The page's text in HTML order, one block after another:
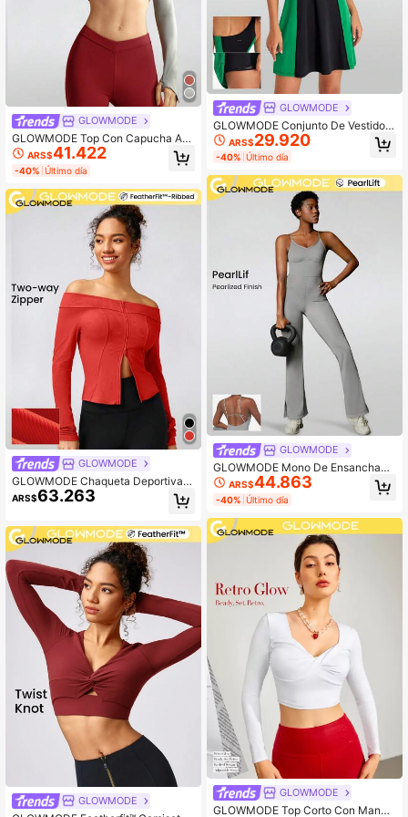
GLOWMODE
GLOWMODE Top Con Capucha Asi
métrica Featherfit™ Para Ocio Con
Orificio Para El Pulgar.
ARS$41.422
-40% Último día
GLOWMODE
GLOWMODE Chaqueta Deportiva C
on Cierre Frontal De Cremallera Y H
ombros Descubiertos
ARS$63.263
GLOWMODE
GLOWMODE
GLOWMODE Conjunto De Vestido A
ctivo Y Pantalón Corto De Un Homb
ro
ARS$29.920
-40% Último día
GLOWMODE
GLOWMODE Mono De Ensanchami
ento De Pierna Ancha De Pearllift
ARS$44.863
-40% Último día
GLOWMODE
GLOWMODE Top Corto Con Manga